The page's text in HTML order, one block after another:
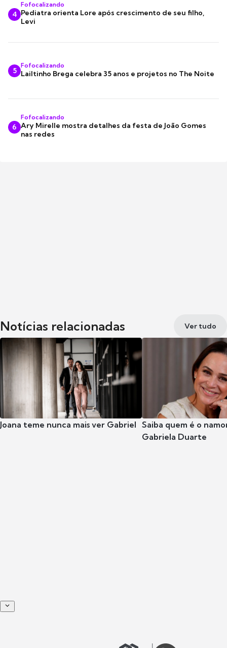
4
Fofocalizando
Pediatra orienta Lore após crescimento de seu filho,
Levi
5
Fofocalizando
Lailtinho Brega celebra 35 anos e projetos no The Noite
6
Fofocalizando
Ary Mirelle mostra detalhes da festa de João Gomes
nas redes
Notícias relacionadas Ver tudo
Joana teme nunca mais ver Gabriel Saiba quem é o
Gabriela Duarte